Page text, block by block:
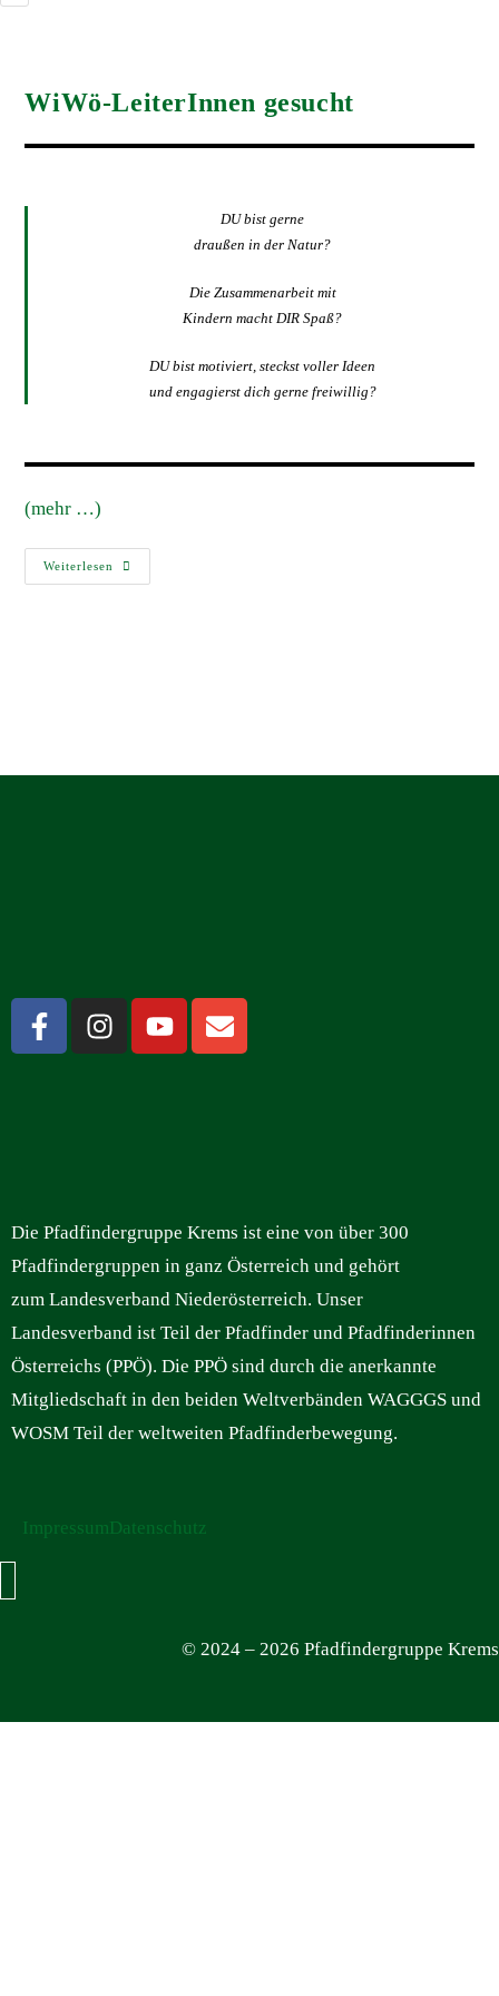
WiWö-LeiterInnen gesucht
DU bist gerne
draußen in der Natur?
Die Zusammenarbeit mit
Kindern macht DIR Spaß?
DU bist motiviert, steckst voller Ideen
und engagierst dich gerne freiwillig?
(mehr …)
Weiterlesen
Die Pfadfindergruppe Krems ist eine von über 300
Pfadfindergruppen in ganz Österreich und gehört
zum Landesverband Niederösterreich. Unser
Landesverband ist Teil der Pfadfinder und Pfadfinderinnen
Österreichs (PPÖ). Die PPÖ sind durch die anerkannte
Mitgliedschaft in den beiden Weltverbänden WAGGGS und
WOSM Teil der weltweiten Pfadfinderbewegung.
ImpressumDatenschutz
© 2024 – 2026 Pfadfindergruppe Krems